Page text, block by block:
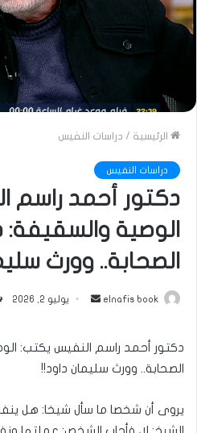
الرئيسية / دراسات النفيس
دراسات النفيس
دكتور أحمد راسم
الوصية والسقيفة:
الصحابة.. وورث
elnafis book
أرسل
يوليو 2, 2026
دكتور أحمد راسم النفيس يكتب:
الصحابة.. وورث سليمان داود!!
يروى أن شخصا ما سأل شيخا: هل